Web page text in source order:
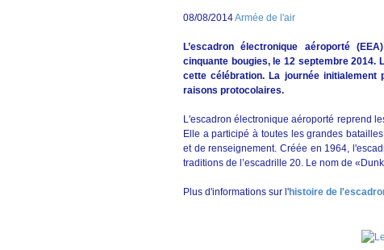
08/08/2014Armée de l'air
L’escadron électronique aéroporté
cinquante bougies, le 12 septembre 2014.
cette célébration. La journée
raisons protocolaires.
L'escadron électronique aéroporté reprend
Elle a participé à toutes les grandes
et de renseignement. Créée en 1964,
traditions de l’escadrille 20. Le nom de
Plus d'informations sur l'histoire de